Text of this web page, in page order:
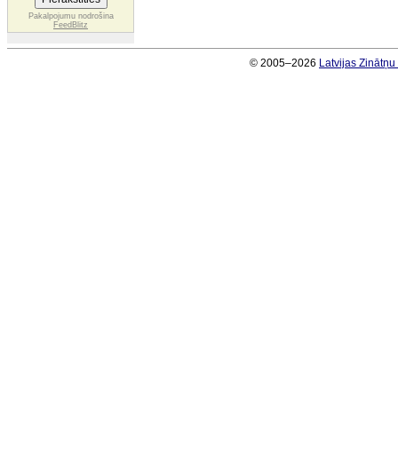
Pakalpojumu nodrošina
FeedBlitz
© 2005–2026 Latvijas